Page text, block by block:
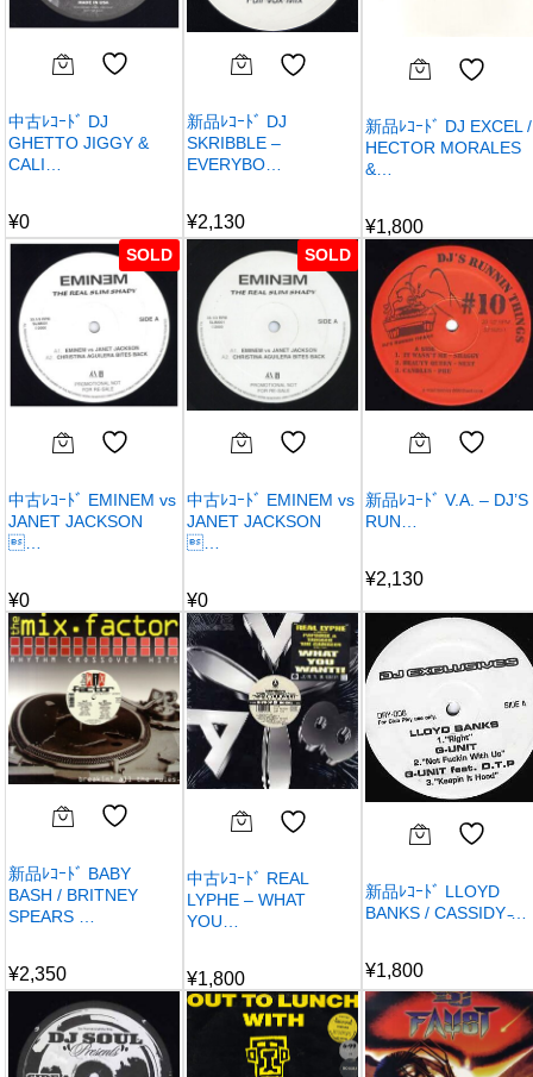
中古ﾚｺｰﾄﾞ DJ
GHETTO JIGGY &
CALI…
¥0
新品ﾚｺｰﾄﾞ DJ
SKRIBBLE –
EVERYBO…
¥2,130
新品ﾚｺｰﾄﾞ DJ EXCEL /
HECTOR MORALES
&…
¥1,800
SOLD
中古ﾚｺｰﾄﾞ EMINEM vs
JANET JACKSON
…
¥0
SOLD
中古ﾚｺｰﾄﾞ EMINEM vs
JANET JACKSON
…
¥0
新品ﾚｺｰﾄﾞ V.A. – DJ’S
RUN…
¥2,130
新品ﾚｺｰﾄﾞ BABY
BASH / BRITNEY
SPEARS …
¥2,350
中古ﾚｺｰﾄﾞ REAL
LYPHE – WHAT
YOU…
¥1,800
新品ﾚｺｰﾄﾞ LLOYD
BANKS / CASSIDY ̵…
¥1,800